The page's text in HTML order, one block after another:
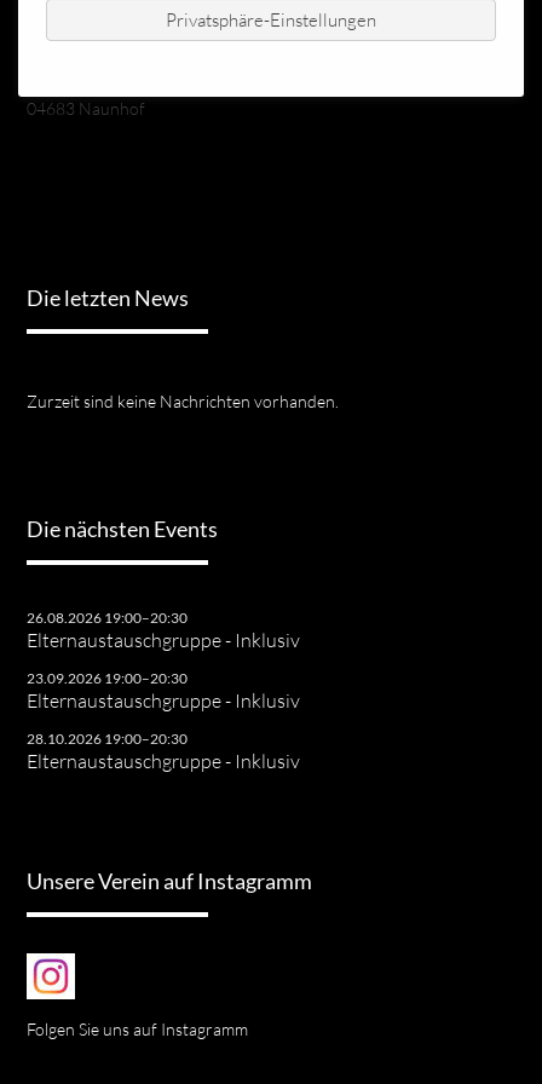
Privatsphäre-Einstellungen
04683 Naunhof
Die letzten News
Zurzeit sind keine Nachrichten vorhanden.
Die nächsten Events
26.08.2026 19:00–20:30
Elternaustauschgruppe - Inklusiv
23.09.2026 19:00–20:30
Elternaustauschgruppe - Inklusiv
28.10.2026 19:00–20:30
Elternaustauschgruppe - Inklusiv
Unsere Verein auf Instagramm
Folgen Sie uns auf Instagramm